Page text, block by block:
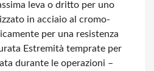
leva o dritto per uno
in acciaio al cromo-
per una resistenza
Estremità temprate per
durante le operazioni –